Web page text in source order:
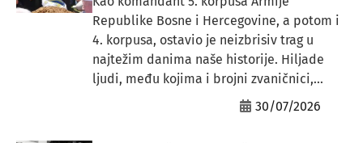
Republike Bosne i Hercegovine, a potom i
4. korpusa, ostavio je neizbrisiv trag u
najtežim danima naše historije. Hiljade
ljudi, među kojima i brojni zvaničnici,...
30/07/2026